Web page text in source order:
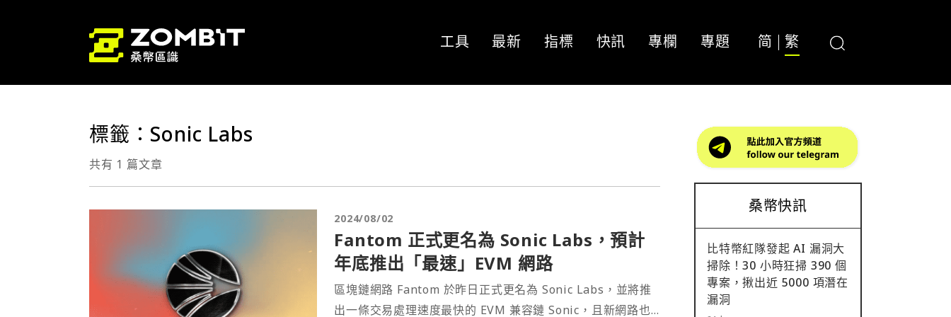
工具 最新 指標 快訊 專欄 專題 简 繁
標籤：Sonic Labs
共有 1 篇文章
2024/08/02
Fantom 正式更名為 Sonic Labs，預計
年底推出「最速」EVM 網路
區塊鏈網路 Fantom 於昨日正式更名為 Sonic Labs，並將推
出一條交易處理速度最快的 EVM 兼容鏈 Sonic，且新網路也
桑幣快訊
比特幣紅隊發起 AI 漏洞大
掃除！30 小時狂掃 390 個
專案，揪出近 5000 項潛在
漏洞